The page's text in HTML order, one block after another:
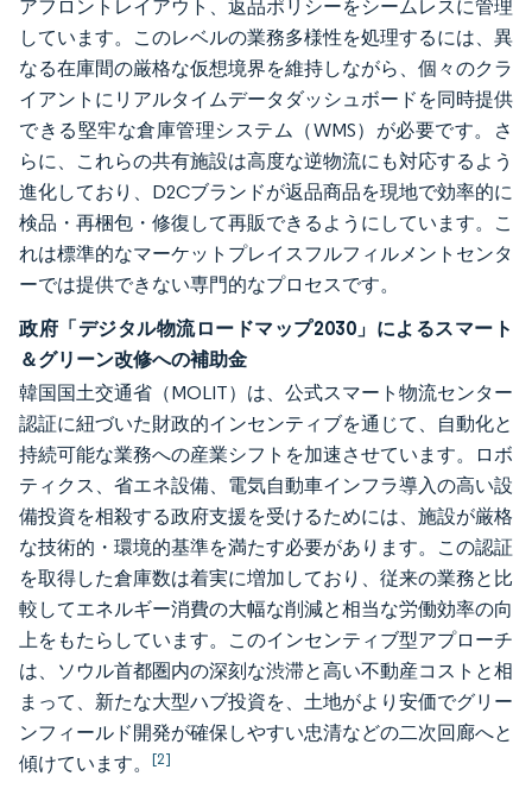
アフロントレイアウト、返品ポリシーをシームレスに管理
しています。このレベルの業務多様性を処理するには、異
なる在庫間の厳格な仮想境界を維持しながら、個々のクラ
イアントにリアルタイムデータダッシュボードを同時提供
できる堅牢な倉庫管理システム（WMS）が必要です。さ
らに、これらの共有施設は高度な逆物流にも対応するよう
進化しており、D2Cブランドが返品商品を現地で効率的に
検品・再梱包・修復して再販できるようにしています。こ
れは標準的なマーケットプレイスフルフィルメントセンタ
ーでは提供できない専門的なプロセスです。
政府「デジタル物流ロードマップ2030」によるスマート
＆グリーン改修への補助金
韓国国土交通省（MOLIT）は、公式スマート物流センター
認証に紐づいた財政的インセンティブを通じて、自動化と
持続可能な業務への産業シフトを加速させています。ロボ
ティクス、省エネ設備、電気自動車インフラ導入の高い設
備投資を相殺する政府支援を受けるためには、施設が厳格
な技術的・環境的基準を満たす必要があります。この認証
を取得した倉庫数は着実に増加しており、従来の業務と比
較してエネルギー消費の大幅な削減と相当な労働効率の向
上をもたらしています。このインセンティブ型アプローチ
は、ソウル首都圏内の深刻な渋滞と高い不動産コストと相
まって、新たな大型ハブ投資を、土地がより安価でグリー
ンフィールド開発が確保しやすい忠清などの二次回廊へと
傾けています。 [2]